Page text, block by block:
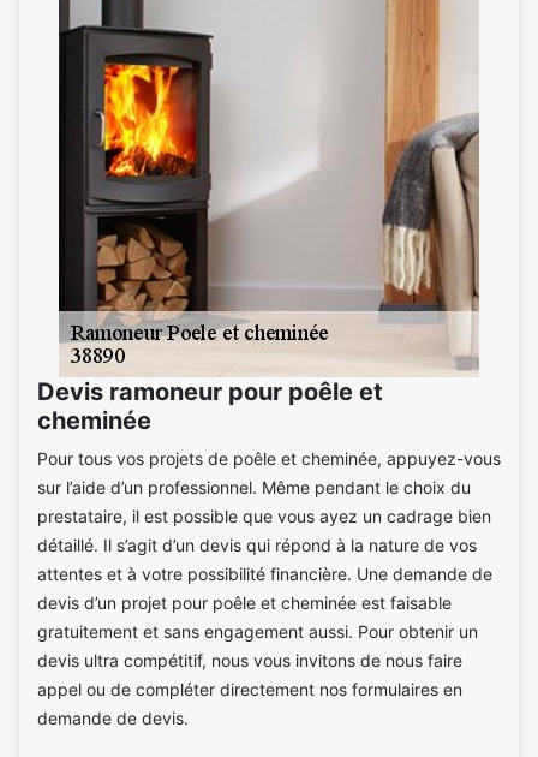
Devis ramoneur pour poêle et
cheminée
Pour tous vos projets de poêle et cheminée, appuyez-vous
sur l’aide d’un professionnel. Même pendant le choix du
prestataire, il est possible que vous ayez un cadrage bien
détaillé. Il s’agit d’un devis qui répond à la nature de vos
attentes et à votre possibilité financière. Une demande de
devis d’un projet pour poêle et cheminée est faisable
gratuitement et sans engagement aussi. Pour obtenir un
devis ultra compétitif, nous vous invitons de nous faire
appel ou de compléter directement nos formulaires en
demande de devis.